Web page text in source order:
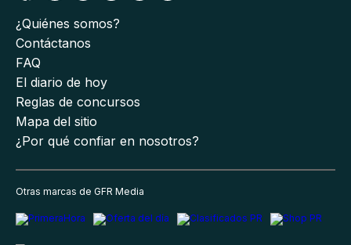
¿Quiénes somos?
Contáctanos
FAQ
El diario de hoy
Reglas de concursos
Mapa del sitio
¿Por qué confiar en nosotros?
Otras marcas de GFR Media